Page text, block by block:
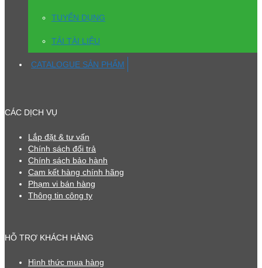
TUYỂN DỤNG
TẢI TÀI LIỆU
CATALOGUE SẢN PHẨM
CÁC DỊCH VỤ
Lắp đặt & tư vấn
Chính sách đổi trả
Chính sách bảo hành
Cam kết hàng chính hãng
Phạm vi bán hàng
Thông tin công ty
HỖ TRỢ KHÁCH HÀNG
Hình thức mua hàng